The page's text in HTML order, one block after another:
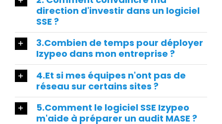
direction d'investir dans un logiciel
SSE ?
3.Combien de temps pour déployer
Izypeo dans mon entreprise ?
4.Et si mes équipes n'ont pas de
réseau sur certains sites ?
5.Comment le logiciel SSE Izypeo
m'aide à préparer un audit MASE ?